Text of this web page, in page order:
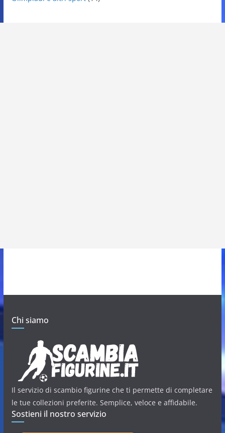
Chi siamo
Il servizio di scambio figurine che ti permette di completare
le tue collezioni preferite. Semplice, veloce e affidabile.
Sostieni il nostro servizio